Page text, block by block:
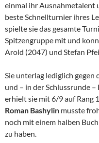
einmal ihr Ausnahmetalent
beste Schnellturnier ihres
spielte sie das gesamte
Spitzengruppe mit und
Arold (2047) und Stefan
Sie unterlag lediglich gegen
und – in der Schlussrunde
erhielt sie mit 6/9 auf Rang
Roman Bashylin musste
noch mit einem halben
zu haben.